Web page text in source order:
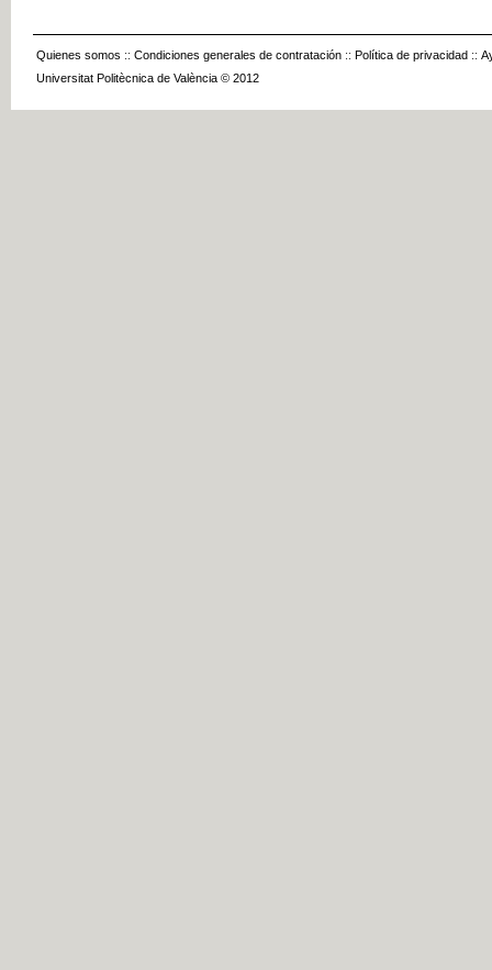
Quienes somos :: Condiciones generales de contratación :: Política de privacidad ::
Universitat Politècnica de València © 2012